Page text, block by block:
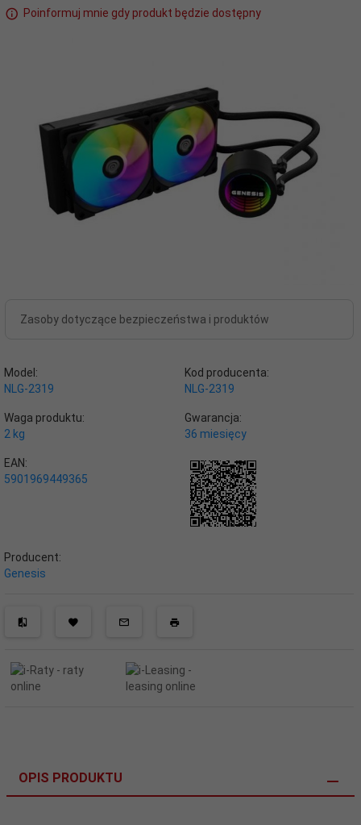
Poinformuj mnie gdy produkt będzie dostępny
Zasoby dotyczące bezpieczeństwa i produktów
Model:
NLG-2319
Kod producenta:
NLG-2319
Waga produktu:
2 kg
Gwarancja:
36 miesięcy
EAN:
5901969449365
Producent:
Genesis
OPIS PRODUKTU